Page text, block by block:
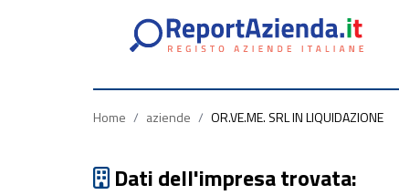
Home / aziende / OR.VE.ME. SRL IN LIQUIDAZIONE
Dati dell'impresa trovata: